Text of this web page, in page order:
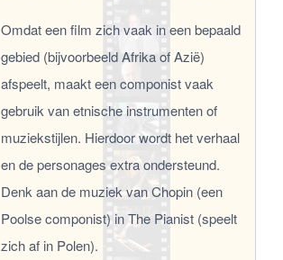
Omdat een film zich vaak in een bepaald
gebied (bijvoorbeeld Afrika of Azië)
afspeelt, maakt een componist vaak
gebruik van etnische instrumenten of
muziekstijlen. Hierdoor wordt het verhaal
en de personages extra ondersteund.
Denk aan de muziek van Chopin (een
Poolse componist) in The Pianist (speelt
zich af in Polen).